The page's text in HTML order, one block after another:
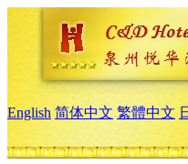
English 简体中文 繁體中文